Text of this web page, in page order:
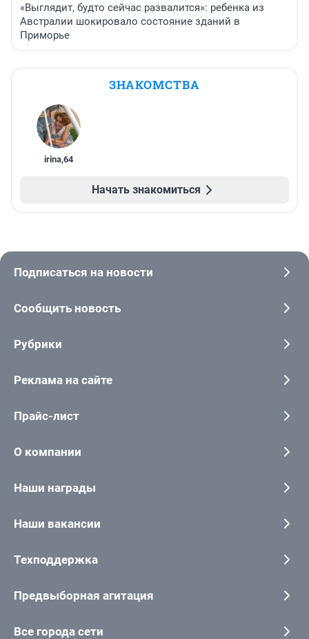
«Выглядит, будто сейчас развалится»: ребенка из
Австралии шокировало состояние зданий в
Приморье
ЗНАКОМСТВА
irina,64
Начать знакомиться
Подписаться на новости
Сообщить новость
Рубрики
Реклама на сайте
Прайс-лист
О компании
Наши награды
Наши вакансии
Техподдержка
Предвыборная агитация
Все города сети